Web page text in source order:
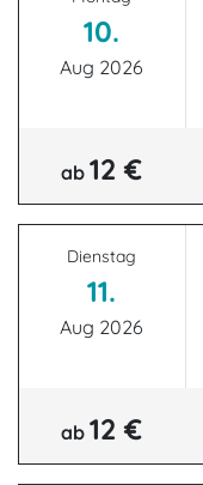
10.
Aug 2026
ab12 €
Dienstag
11.
Aug 2026
ab12 €